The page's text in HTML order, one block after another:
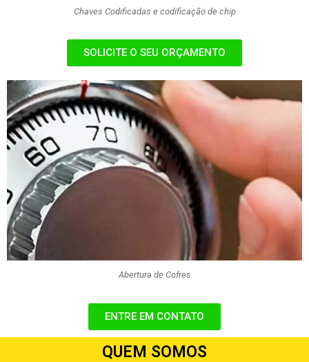
Chaves Codificadas e codificação de chip
SOLICITE O SEU ORÇAMENTO
Abertura de Cofres
ENTRE EM CONTATO
QUEM SOMOS